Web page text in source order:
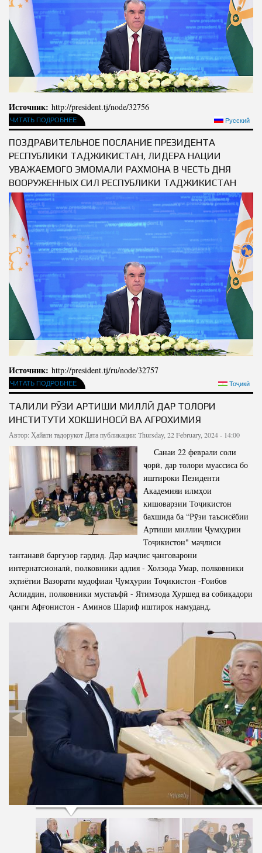
Полномочия
Биография
Книги
Статьи
Пресс-центр
ПРЕЗИДЕНТ РЕСПУБЛИКИ ТАДЖИКИСТАН
Структура Института
Руководители и сотрудники
История руководителей
Источник: http://president.tj/node/32756
ЧИТАТЬ ПОДРОБНЕЕ Русский
ПОЗДРАВИТЕЛЬНОЕ ПОСЛАНИЕ ПРЕЗИДЕНТА
РЕСПУБЛИКИ ТАДЖИКИСТАН, ЛИДЕРА НАЦИИ
УВАЖАЕМОГО ЭМОМАЛИ РАХМОНА В ЧЕСТЬ ДНЯ
ВООРУЖЕННЫХ СИЛ РЕСПУБЛИКИ ТАДЖИКИСТАН
Источник: http://president.tj/ru/node/32757
ЧИТАТЬ ПОДРОБНЕЕ Тоҷикӣ
ТАҶЛИЛИ РӮЗИ АРТИШИ МИЛЛӢ ДАР ТОЛОРИ
ИНСТИТУТИ ХОКШИНОСӢ ВА АГРОХИМИЯ
Автор: Ҳайати тадорукот Дата публикации: Thursday, 22 February, 2024 - 14:00
Санаи 22 феврали соли
ҷорӣ, дар толори муассиса бо
иштироки Пезиденти
Академияи илмҳои
кишоварзии Тоҷикистон
бахшида ба “Рӯзи таъсисёбии
Артиши миллии Ҷумҳурии
Тоҷикистон" маҷлиси
тантанавӣ баргузор гардид. Дар маҷлис ҷанговарони
интернатсионалӣ, полковники адлия - Холзода Умар, полковники
эҳтиётии Вазорати мудофиаи Ҷумҳурии Тоҷикистон -Ғоибов
Аслиддин, полковники мустаъфӣ - Ятимзода Хуршед ва собиқадори
ҷанги Афғонистон - Аминов Шариф иштирок намуданд.